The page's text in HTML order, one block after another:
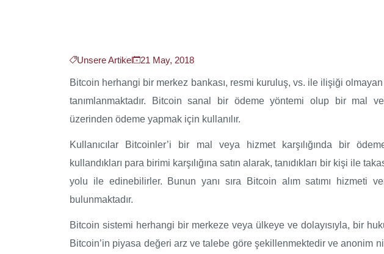
Unsere Artikel 21 May, 2018
Bitcoin herhangi bir merkez bankası, resmi kuruluş, vs. ile ilişiği
tanımlanmaktadır. Bitcoin sanal bir ödeme yöntemi olup bir mal
üzerinden ödeme yapmak için kullanılır.
Kullanıcılar Bitcoinler’i bir mal veya hizmet karşılığında bir
kullandıkları para birimi karşılığına satın alarak, tanıdıkları bir kişi ile
yolu ile edinebilirler. Bunun yanı sıra Bitcoin alım satımı hizmeti
bulunmaktadır.
Bitcoin sistemi herhangi bir merkeze veya ülkeye ve dolayısıyla, bir
Bitcoin’in piyasa değeri arz ve talebe göre şekillenmektedir ve anonim